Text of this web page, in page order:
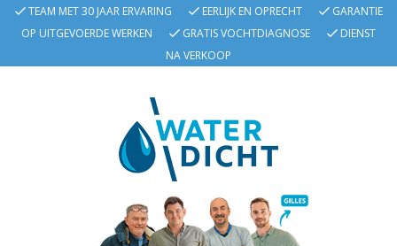
TEAM MET 30 JAAR ERVARING EERLIJK EN OPRECHT
GARANTIE
OP UITGEVOERDE WERKEN
GRATIS VOCHTDIAGNOSE
DIENST
NA VERKOOP